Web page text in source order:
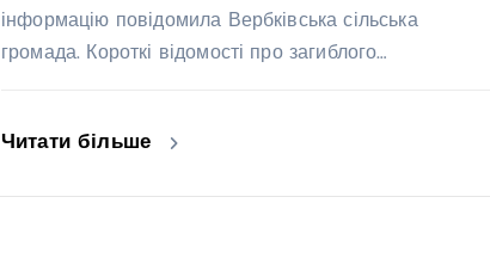
інформацію повідомила Вербківська сільська
громада. Короткі відомості про загиблого…
Читати більше